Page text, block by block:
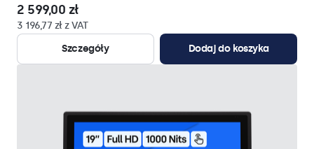
2 599,00 zł
3 196,77 zł z VAT
Szczegóły
Dodaj do koszyka